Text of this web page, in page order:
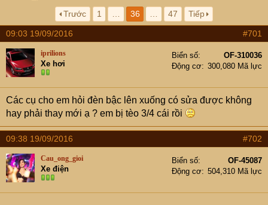
e
a
d
s
t
r
e
r
g
à
y
Trước
1 36 47 Tiếp
09:03 19/09/2016 #701
iprilions
Xe hơi
Biển số
OF-310036
Động cơ
300,080 Mã lực
Các cụ cho em hỏi đèn bậc lên xuống có sửa được không
hay phải thay mới ạ ? em bị tèo 3/4 cái rồi
09:38 19/09/2016 #702
Cau_ong_gioi
Xe điện
Biển số
OF-45087
Động cơ
504,310 Mã lực